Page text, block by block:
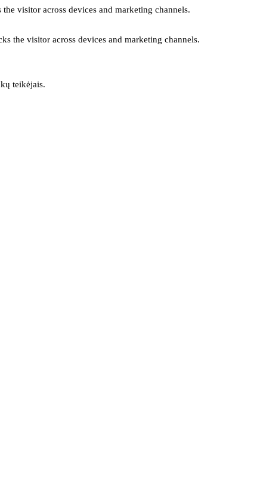
visitor across devices and marketing channels.
the visitor across devices and marketing channels.
teikėjais.